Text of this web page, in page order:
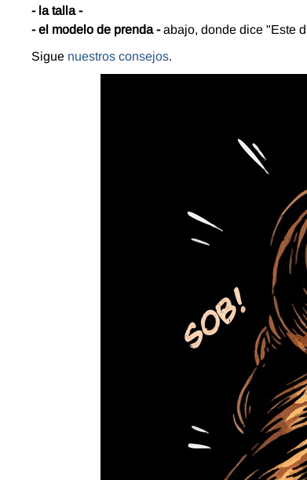
- la talla -
- el modelo de prenda -abajo, donde dice "Este
Sigue nuestros consejos.